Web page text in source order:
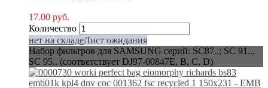
17.00 руб.
Количество
нет на складеЛист ожидания
Набор фильтров для SAMSUNG серий: SC87..; SC 91..,
SC 95.. (соответствует DJ97-00847E, B, C, D)